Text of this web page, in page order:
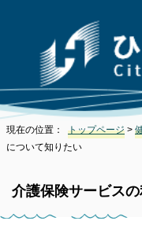
現在の位置： トップページ >
について知りたい
介護保険サービス